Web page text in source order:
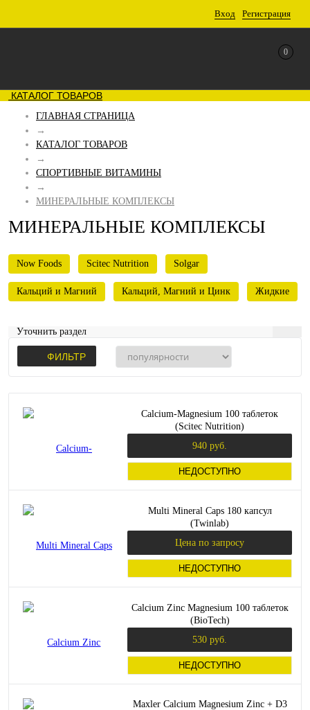
Вход Регистрация
0
КАТАЛОГ ТОВАРОВ
ГЛАВНАЯ СТРАНИЦА
→
КАТАЛОГ ТОВАРОВ
→
СПОРТИВНЫЕ ВИТАМИНЫ
→
МИНЕРАЛЬНЫЕ КОМПЛЕКСЫ
МИНЕРАЛЬНЫЕ КОМПЛЕКСЫ
Now Foods Scitec Nutrition Solgar
Кальций и Магний Кальций, Магний и Цинк Жидкие
Уточнить раздел
ФИЛЬТР
Calcium-Magnesium 100 таблеток
(Scitec Nutrition)
940 руб.
НЕДОСТУПНО
Multi Mineral Caps 180 капсул
(Twinlab)
Цена по запросу
НЕДОСТУПНО
Calcium Zinc Magnesium 100 таблеток
(BioTech)
530 руб.
НЕДОСТУПНО
Maxler Calcium Magnesium Zinc + D3